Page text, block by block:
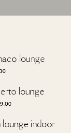
lounge
lounge
indoor